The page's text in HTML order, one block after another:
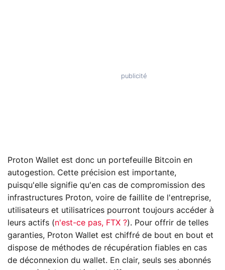
Proton Wallet est donc un portefeuille Bitcoin en
autogestion. Cette précision est importante,
puisqu'elle signifie qu'en cas de compromission des
infrastructures Proton, voire de faillite de l'entreprise,
utilisateurs et utilisatrices pourront toujours accéder à
leurs actifs (n'est-ce pas, FTX ?). Pour offrir de telles
garanties, Proton Wallet est chiffré de bout en bout et
dispose de méthodes de récupération fiables en cas
de déconnexion du wallet. En clair, seuls ses abonnés